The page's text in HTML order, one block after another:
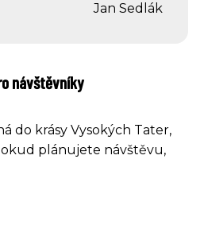
Jan Sedlák
návštěvníky
do krásy Vysokých Tater,
plánujete návštěvu,